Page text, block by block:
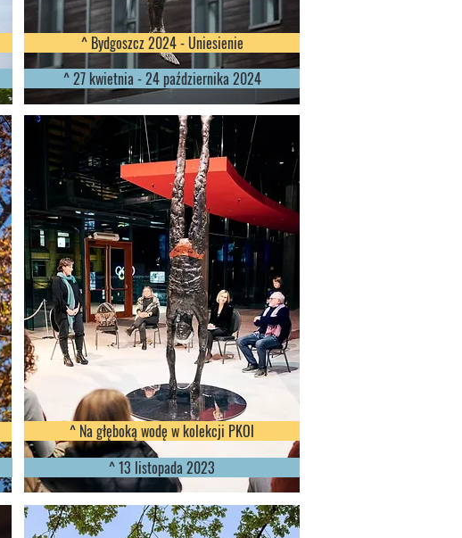
^ Bydgoszcz 2024 - Uniesienie
^ 27 kwietnia - 24 października 2024
^ Na głęboką wodę w kolekcji PKOl
^ 13 listopada 2023